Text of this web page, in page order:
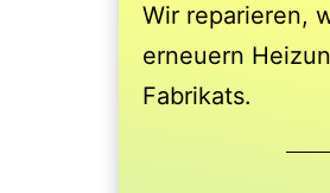
Wir reparieren,
erneuern
Fabrikats.